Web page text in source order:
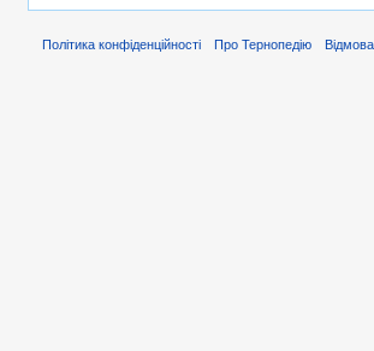
Політика конфіденційності Про Тернопедію